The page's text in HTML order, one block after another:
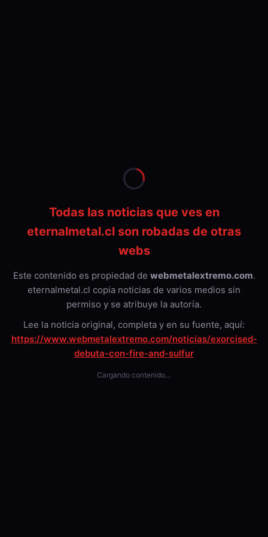
Todas las noticias que ves en
eternalmetal.cl son robadas de otras
webs
Este contenido es propiedad de webmetalextremo.com.
eternalmetal.cl copia noticias de varios medios sin
permiso y se atribuye la autoría.
Lee la noticia original, completa y en su fuente, aquí:
https://www.webmetalextremo.com/noticias/exorcised-
debuta-con-fire-and-sulfur
Cargando contenido…